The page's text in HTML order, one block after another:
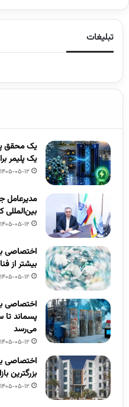
تبلیغات
یک محقق
یک پلیمر
1405-05-12
مدیرعامل
1405-05-12
اختصاصی
بیشتر از
1405-05-12
اختصاصی
می‌رسد
1405-05-12
اختصاصی
بزرگترین
1405-05-12